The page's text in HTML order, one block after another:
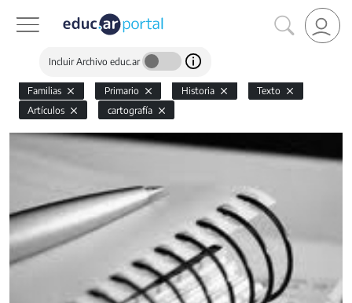
Incluir Archivo educ.ar
Familias Primario Historia
Texto
Artículos
cartografía